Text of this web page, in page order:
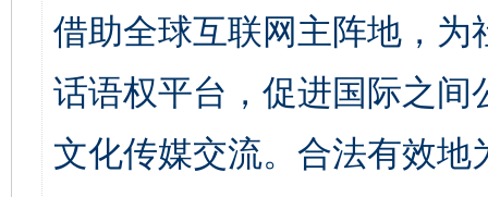
借助全球互联网主阵地，
话语权平台，促进国际之
文化传媒交流。合法有效地